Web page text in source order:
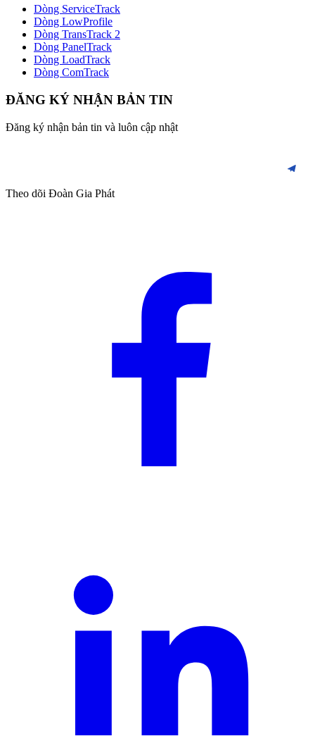
Dòng ServiceTrack
Dòng LowProfile
Dòng TransTrack 2
Dòng PanelTrack
Dòng LoadTrack
Dòng ComTrack
ĐĂNG KÝ NHẬN BẢN TIN
Đăng ký nhận bản tin và luôn cập nhật
Theo dõi Đoàn Gia Phát